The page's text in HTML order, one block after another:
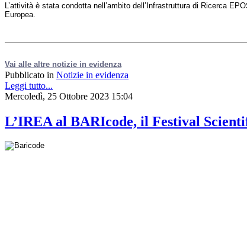
L’attività è stata condotta nell’ambito dell’Infrastruttura di Ricerca
Europea.
Vai alle altre notizie in evidenza
Pubblicato in Notizie in evidenza
Leggi tutto...
Mercoledì, 25 Ottobre 2023 15:04
L’IREA al BARIcode, il Festival